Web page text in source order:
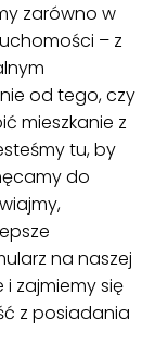
zarówno w
– z
od tego, czy
mieszkanie z
tu, by
do
na naszej
zajmiemy się
z posiadania